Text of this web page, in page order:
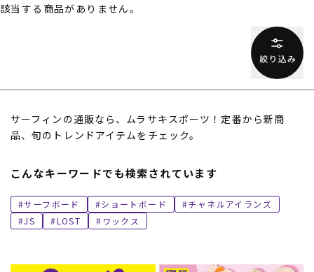
該当する商品がありません。
サーフィンの通販なら、ムラサキスポーツ！定番から新商
品、旬のトレンドアイテムをチェック。
こんなキーワードでも検索されています
サーフボード ショートボード
チャネルアイランズ
JS
LOST ワックス